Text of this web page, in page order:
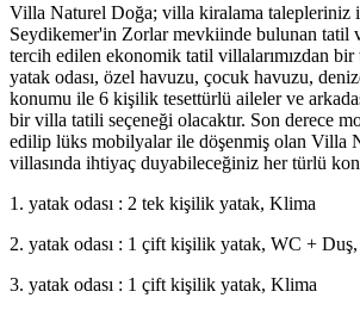
Villa Naturel Doğa; villa kiralama talepleriniz
Seydikemer'in Zorlar mevkiinde bulunan tatil
tercih edilen ekonomik tatil villalarımızdan
yatak odası, özel havuzu, çocuk havuzu,
konumu ile 6 kişilik tesettürlü aileler ve
bir villa tatili seçeneği olacaktır. Son derece
edilip lüks mobilyalar ile döşenmiş olan Villa
villasında ihtiyaç duyabileceğiniz her türlü
1. yatak odası : 2 tek kişilik yatak, Klima
2. yatak odası : 1 çift kişilik yatak, WC +
3. yatak odası : 1 çift kişilik yatak, Klima